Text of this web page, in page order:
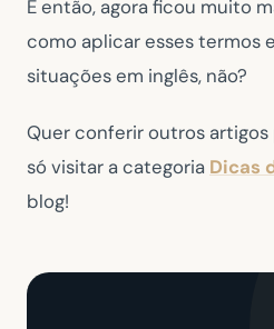
E então, agora ficou muito
como aplicar esses termos
situações em inglês, não?
Quer conferir outros
só visitar a categoria Dicas
blog!